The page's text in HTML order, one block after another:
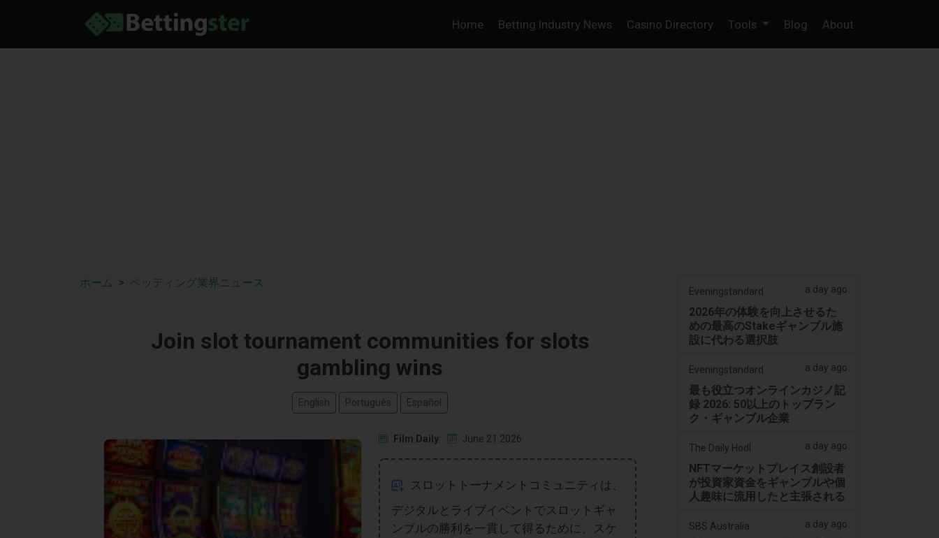
Home Betting Industry News Casino Directory Tools Blog About
ホーム ベッティング業界ニュース
Join slot tournament communities for slots
gambling wins
English Português Español
Film Daily June 21 2026
スロットトーナメントコミュニティは、
デジタルとライブイベントでスロットギャ
ンブルの勝利を一貫して得るために、スケ
Eveningstandard a day ago
2026年の体験を向上させるた
めの最高のStakeギャンブル施
設に代わる選択肢
Eveningstandard a day ago
最も役立つオンラインカジノ記
録 2026: 50以上のトップラン
ク・ギャンブル企業
The Daily Hodl a day ago
NFTマーケットプレイス創設者
が投資家資金をギャンブルや個
人趣味に流用したと主張される
SBS Australia a day ago